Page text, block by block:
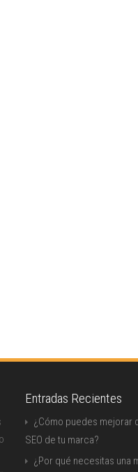
Entradas Recientes
¿Cómo puedes mejorar
SEO de tu marca?
¿Por qué necesitas una